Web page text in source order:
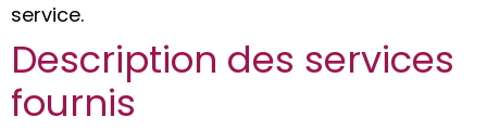
service.
Description des services
fournis